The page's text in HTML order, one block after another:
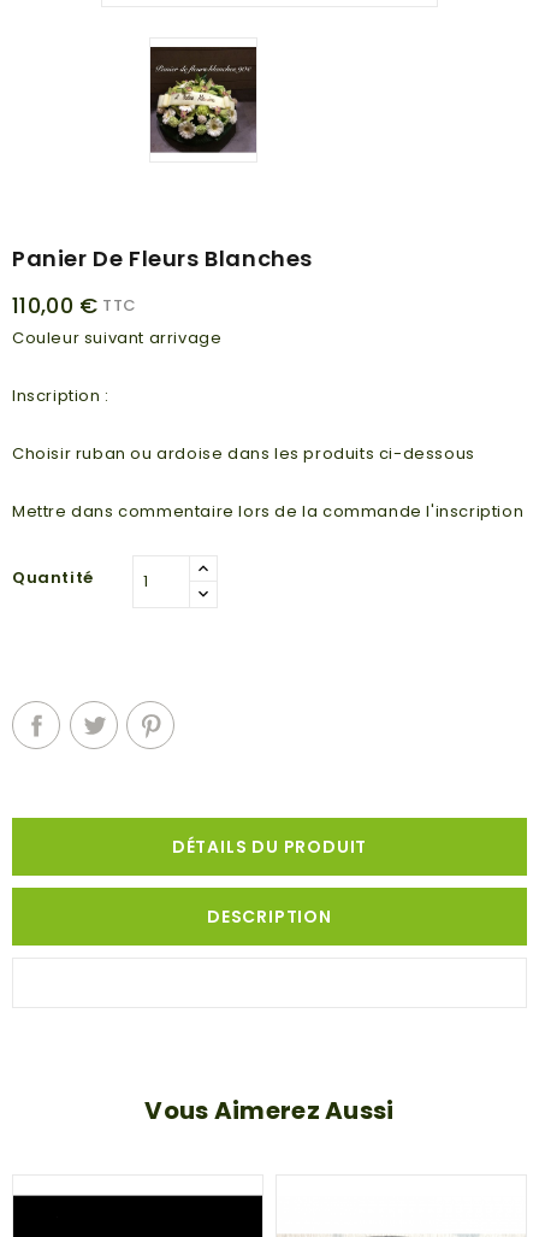
Panier De Fleurs Blanches
110,00 € TTC
Couleur suivant arrivage
Inscription :
Choisir ruban ou ardoise dans les produits ci-dessous
Mettre dans commentaire lors de la commande l'inscription
Quantité
DÉTAILS DU PRODUIT
DESCRIPTION
Vous Aimerez Aussi